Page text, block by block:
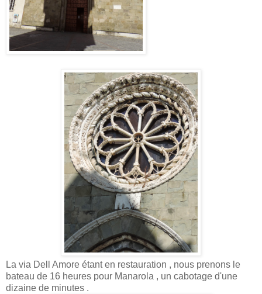
La via Dell Amore étant en restauration , nous prenons le
bateau de 16 heures pour Manarola , un cabotage d'une
dizaine de minutes .